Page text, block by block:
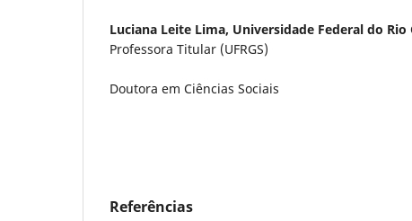
Luciana Leite Lima, Universidade Federal do Rio
Professora Titular (UFRGS)
Doutora em Ciências Sociais
Referências